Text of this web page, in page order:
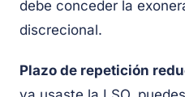
debe conceder la
discrecional.
Plazo de repetición